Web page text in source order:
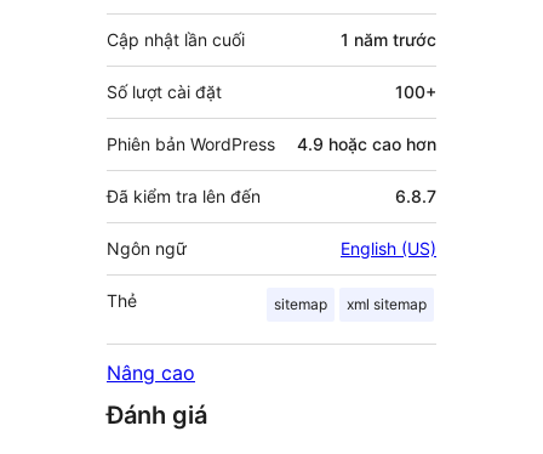
Cập nhật lần cuối 1 năm trước
Số lượt cài đặt 100+
Phiên bản WordPress 4.9 hoặc cao hơn
Đã kiểm tra lên đến 6.8.7
Ngôn ngữ English (US)
Thẻ sitemap xml sitemap
Nâng cao
Đánh giá